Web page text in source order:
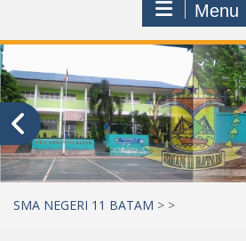
Menu
SMA NEGERI 11 BATAM > >